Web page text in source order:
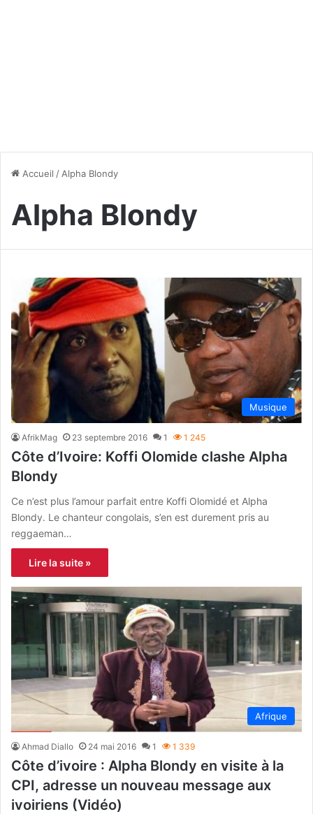
Accueil / Alpha Blondy
Alpha Blondy
Musique
AfrikMag 23 septembre 2016 1 1 245
Côte d’Ivoire: Koffi Olomide clashe Alpha
Blondy
Ce n’est plus l’amour parfait entre Koffi Olomidé et Alpha
Blondy. Le chanteur congolais, s’en est durement pris au
reggaeman…
Lire la suite »
Afrique
Ahmad Diallo 24 mai 2016 1 1 339
Côte d’ivoire : Alpha Blondy en visite à la
CPI, adresse un nouveau message aux
ivoiriens (Vidéo)